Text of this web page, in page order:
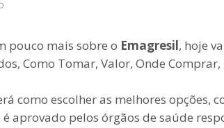
pouco mais sobre o Emagresil, hoje
Como Tomar, Valor, Onde
como escolher as melhores opções,
aprovado pelos órgãos de saúde